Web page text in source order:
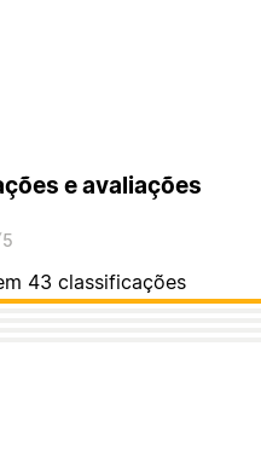
e avaliações
5
43 classificações